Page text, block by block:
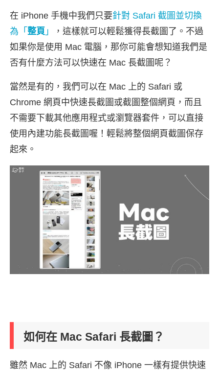
在 iPhone 手機中我們只要針對 Safari 截圖並切換
為「 整頁 」
，這樣就可以輕鬆獲得長截圖了。不過
如果你是使用 Mac 電腦，那你可能會想知道我們是
否有什麼方法可以快速在 Mac 長截圖呢？
當然是有的，我們可以在 Mac 上的 Safari 或
Chrome 網頁中快速長截圖或截圖整個網頁，而且
不需要下載其他應用程式或瀏覽器套件，可以直接
使用內建功能長截圖喔！輕鬆將整個網頁截圖保存
起來。
如何在 Mac Safari 長截圖？
雖然 Mac 上的 Safari 不像 iPhone 一樣有提供快速